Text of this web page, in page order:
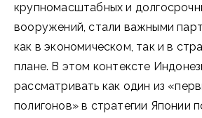
крупномасштабных и
вооружений, стали важными
как в экономическом, так и в
плане. В этом контексте
рассматривать как один из
полигонов» в стратегии Японии